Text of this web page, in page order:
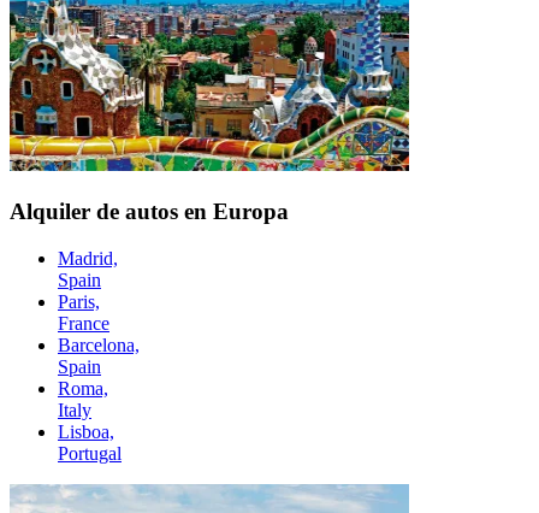
Alquiler de autos en Europa
Madrid,
Spain
Paris,
France
Barcelona,
Spain
Roma,
Italy
Lisboa,
Portugal